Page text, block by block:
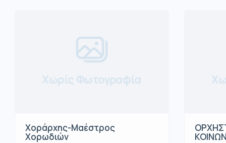
Χωρίς Φωτογραφία
Χοράρχης-Μαέστρος
Χορωδιών